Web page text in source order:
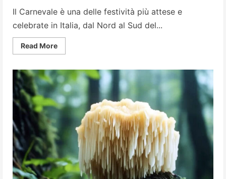
Il Carnevale è una delle festività più attese e
celebrate in Italia, dal Nord al Sud del...
Read MoreRead
more
Carnevale
ogni
scherzo
vale:
origini
e
tradizioni
festa